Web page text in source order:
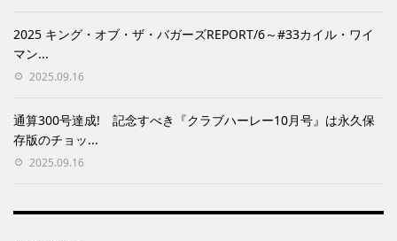
2025 キング・オブ・ザ・バガーズREPORT/6～#33カイル・ワイ
マン...
2025.09.16
通算300号達成! 記念すべき『クラブハーレー10月号』は永久保
存版のチョッ...
2025.09.16